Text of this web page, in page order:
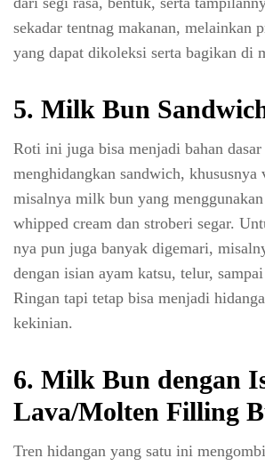
sekadar tentnag makanan, melainkan
yang dapat dikoleksi serta bagikan di
5. Milk Bun
Roti ini juga bisa menjadi bahan
menghidangkan sandwich, khususnya
misalnya milk bun yang
whipped cream dan stroberi segar.
nya pun juga banyak digemari,
dengan isian ayam katsu, telur,
Ringan tapi tetap bisa menjadi
kekinian.
6. Milk Bun dengan
Lava/Molten Filling
Tren hidangan yang satu ini